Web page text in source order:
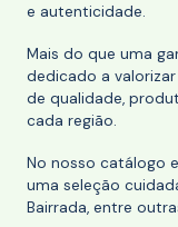
e autenticidade.
Mais do que uma
dedicado a
de qualidade,
cada região.
No nosso catálogo
uma seleção
Bairrada, entre